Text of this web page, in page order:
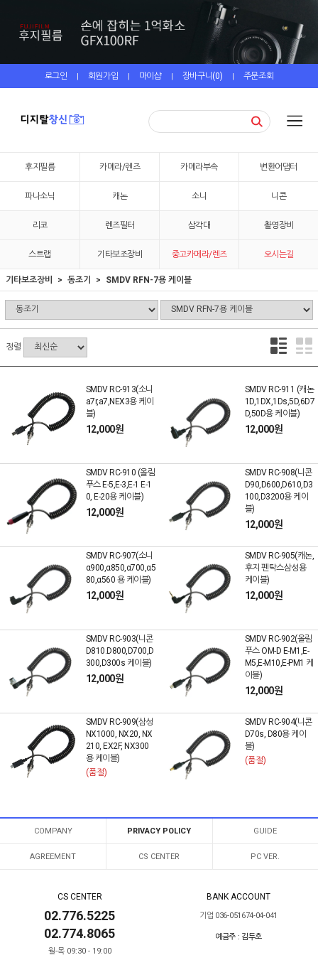
로그인 | 회원가입 | 마이샵 | 장바구니(0) | 주문조회
후지필름 카메라/렌즈 카메라부속 변환어댑터
파나소닉 캐논 소니 니콘
리코 렌즈필터 삼각대 촬영장비
스트랩 기타보조장비 중고카메라/렌즈 오시는길
기타보조장비 동조기 SMDV RFN-7용 케이블
정렬
SMDV RC-913(소니
a7r,a7,NEX3용 케이
블)
12,000원
SMDV RC-911 (캐논
1D,1DX,1Ds,5D,6D7
D,50D용 케이블)
12,000원
SMDV RC-910 (올림
푸스 E-5,E-3,E-1 E-1
0, E-20용 케이블)
12,000원
SMDV RC-908(니콘
D90,D600,D610,D3
100,D3200용 케이
블)
12,000원
SMDV RC-907(소니
α900,α850,α700,α5
80,α560 용 케이블)
12,000원
SMDV RC-905(캐논,
후지 펜탁스삼성용
케이블)
12,000원
SMDV RC-903(니콘
D810.D800,D700,D
300,D300s 케이블)
12,000원
SMDV RC-902(올림
푸스 OM-D E-M1,E-
M5,E-M10,E-PM1 케
이블)
12,000원
SMDV RC-909(삼성
NX1000, NX20, NX
210, EX2F, NX300
용 케이블)
(품절)
SMDV RC-904(니콘
D70s, D80용 케이
블)
(품절)
COMPANY PRIVACY POLICY GUIDE
AGREEMENT CS CENTER PC VER.
CS CENTER
02.776.5225
02.774.8065
월-목 09:30 - 19:00
BANK ACCOUNT
기업 036-051674-04-041
예금주 : 김두호